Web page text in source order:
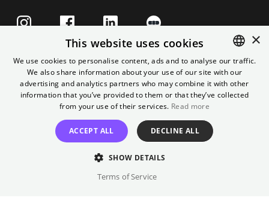
Cancel contract
© City Filmtheater Betriebs GmbH
ENGLISH
GERMAN
×
This website uses cookies
We use cookies to personalise content, ads and to analyse our traffic.
We also share information about your use of our site with our
advertising and analytics partners who may combine it with other
information that you’ve provided to them or that they’ve collected
from your use of their services. Read more
ACCEPT ALL DECLINE ALL
SHOW DETAILS
Terms of Service